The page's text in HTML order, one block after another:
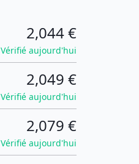
2,044 €
Vérifié aujourd'hui
2,049 €
Vérifié aujourd'hui
2,079 €
Vérifié aujourd'hui